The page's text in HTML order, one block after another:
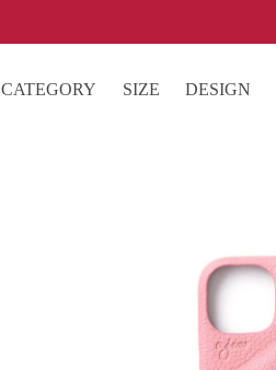
CATEGORY
SIZE DESIGN